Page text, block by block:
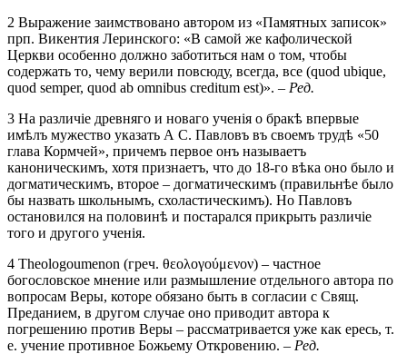
2 Выражение заимствовано автором из «Памятных записок»
прп. Викентия Леринского: «В самой же кафолической
Церкви особенно должно заботиться нам о том, чтобы
содержать то, чему верили повсюду, всегда, все (quod ubique,
quod semper, quod ab omnibus creditum est)». – Ред.
3 На различіе древняго и новаго ученія о бракѣ впервые
имѣлъ мужество указать А С. Павловъ въ своемъ трудѣ «50
глава Кормчей», причемъ первое онъ называетъ
каноническимъ, хотя признаетъ, что до 18-го вѣка оно было и
догматическимъ, второе – догматическимъ (правильнѣе было
бы назвать школьнымъ, схоластическимъ). Но Павловъ
остановился на половинѣ и постарался прикрыть различіе
того и другого ученія.
4 Theologoumenon (греч. θεολογούμενον) – частное
богословское мнение или размышление отдельного автора по
вопросам Веры, которе обязано быть в согласии с Свящ.
Преданием, в другом случае оно приводит автора к
погрешению против Веры – рассматривается уже как ересь, т.
е. учение противное Божьему Откровению. – Ред.